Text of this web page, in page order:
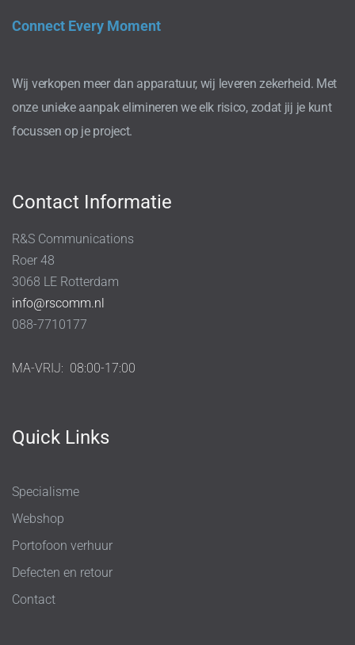
Connect Every Moment
Wij verkopen meer dan apparatuur, wij leveren zekerheid. Met
onze unieke aanpak elimineren we elk risico, zodat jij je kunt
focussen op je project.
Contact Informatie
R&S Communications
Roer 48
3068 LE Rotterdam
info@rscomm.nl
088-7710177
MA-VRIJ: 08:00-17:00
Quick Links
Specialisme
Webshop
Portofoon verhuur
Defecten en retour
Contact